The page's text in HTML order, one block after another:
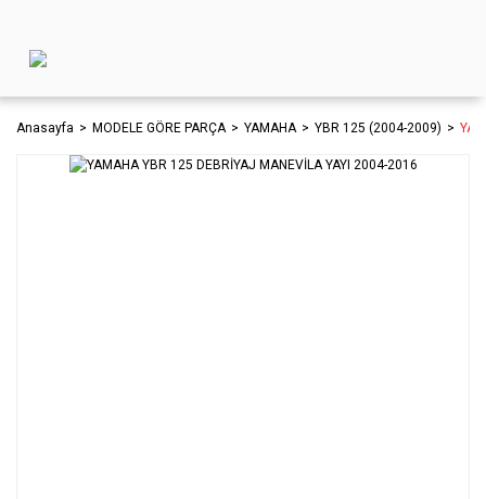
Anasayfa MODELE GÖRE PARÇA YAMAHA YBR 125 (2004-2009)